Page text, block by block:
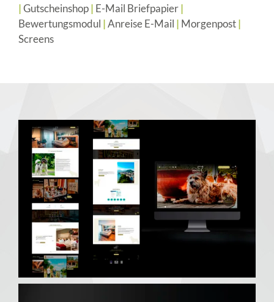
|Gutscheinshop| E-Mail Briefpapier|
Bewertungsmodul |Anreise E-Mail | Morgenpost|
Screens